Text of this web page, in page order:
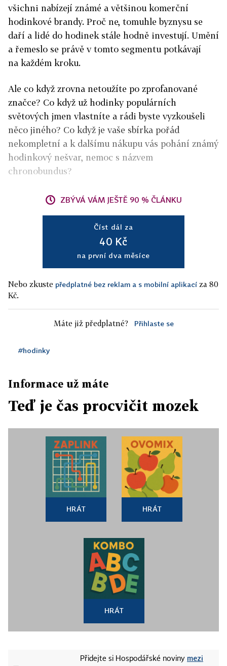
všichni nabízejí známé a většinou komerční
hodinkové brandy. Proč ne, tomuhle byznysu se
daří a lidé do hodinek stále hodně investují. Umění
a řemeslo se právě v tomto segmentu potkávají
na každém kroku.
Ale co když zrovna netoužíte po zprofanované
značce? Co když už hodinky populárních
světových jmen vlastníte a rádi byste vyzkoušeli
něco jiného? Co když je vaše sbírka pořád
nekompletní a k dalšímu nákupu vás pohání známý
hodinkový nešvar, nemoc s názvem
chronobundus?
ZBÝVÁ VÁM JEŠTĚ 90 % ČLÁNKU
Číst dál za
40 Kč
na první dva měsíce
Nebo zkuste předplatné bez reklam a s mobilní aplikací za 80
Kč.
Máte již předplatné? Přihlaste se
#hodinky
Informace už máte
Teď je čas procvičit mozek
HRÁT HRÁT
HRÁT
Přidejte si Hospodářské noviny mezi